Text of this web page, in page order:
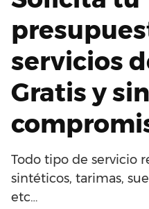
servicios
Gratis y
Todo tipo de servicio
sintéticos, tarimas,
etc…